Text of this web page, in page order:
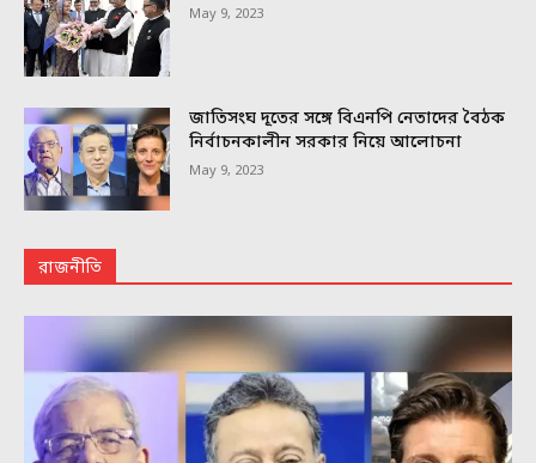
May 9, 2023
জাতিসংঘ দূতের সঙ্গে বিএনপি নেতাদের বৈঠক
নির্বাচনকালীন সরকার নিয়ে আলোচনা
May 9, 2023
রাজনীতি